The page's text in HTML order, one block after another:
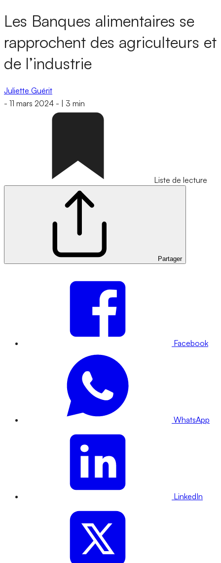
Les Banques alimentaires se
rapprochent des agriculteurs et
de l’industrie
Juliette Guérit
- 11 mars 2024 - 3 min
Liste de lecture
Partager
Facebook
WhatsApp
LinkedIn